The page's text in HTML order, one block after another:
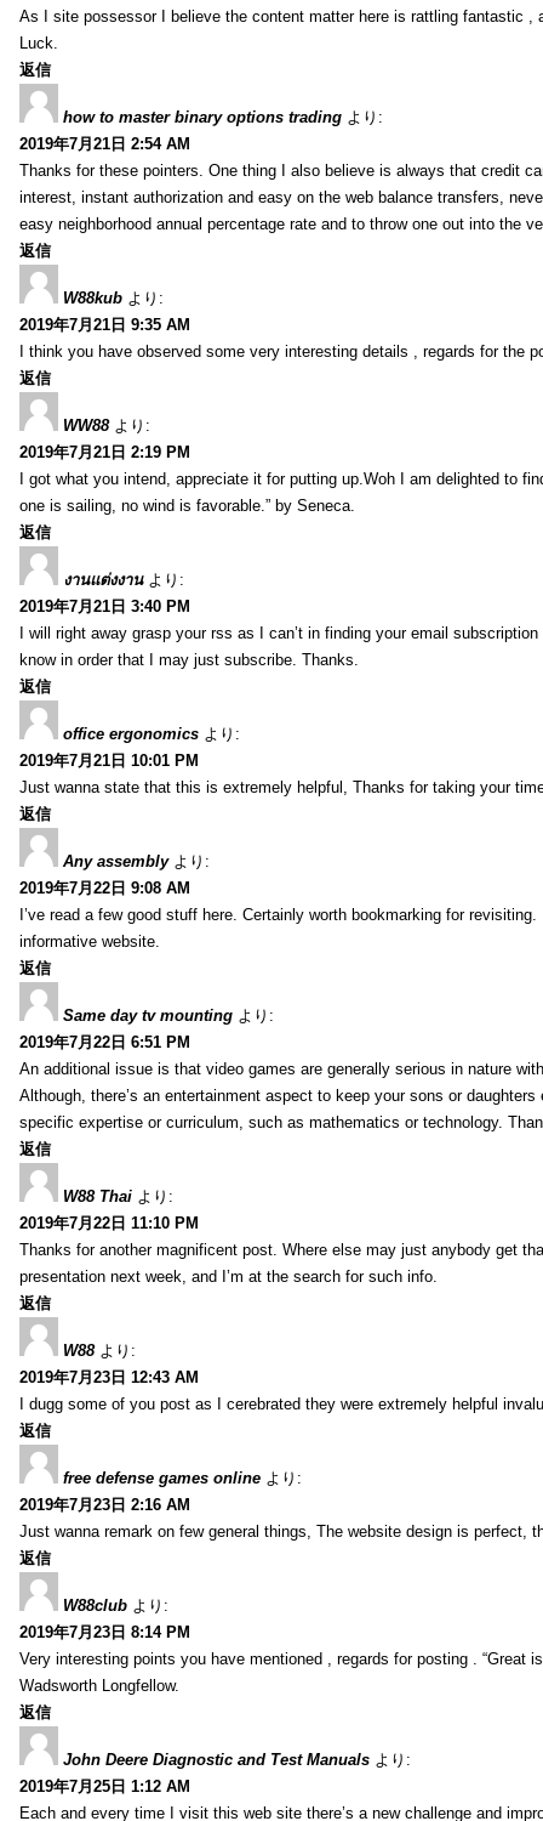
As I site possessor I believe the content matter here is rattling fantastic ,
Luck.
返信
how to master binary options trading より:
2019年7月21日 2:54 AM
Thanks for these pointers. One thing I also believe is always that credit
interest, instant authorization and easy on the web balance transfers,
easy neighborhood annual percentage rate and to throw one out into the
返信
W88kub より:
2019年7月21日 9:35 AM
I think you have observed some very interesting details , regards for the
返信
WW88 より:
2019年7月21日 2:19 PM
I got what you intend, appreciate it for putting up.Woh I am delighted to
one is sailing, no wind is favorable.” by Seneca.
返信
งานแต่งงาน より:
2019年7月21日 3:40 PM
I will right away grasp your rss as I can’t in finding your email
know in order that I may just subscribe. Thanks.
返信
office ergonomics より:
2019年7月21日 10:01 PM
Just wanna state that this is extremely helpful, Thanks for taking your
返信
Any assembly より:
2019年7月22日 9:08 AM
I’ve read a few good stuff here. Certainly worth bookmarking for
informative website.
返信
Same day tv mounting より:
2019年7月22日 6:51 PM
An additional issue is that video games are generally serious in nature
Although, there’s an entertainment aspect to keep your sons or
specific expertise or curriculum, such as mathematics or technology.
返信
W88 Thai より:
2019年7月22日 11:10 PM
Thanks for another magnificent post. Where else may just anybody get
presentation next week, and I’m at the search for such info.
返信
W88 より:
2019年7月23日 12:43 AM
I dugg some of you post as I cerebrated they were extremely helpful
返信
free defense games online より:
2019年7月23日 2:16 AM
Just wanna remark on few general things, The website design is perfect,
返信
W88club より:
2019年7月23日 8:14 PM
Very interesting points you have mentioned , regards for posting . “Great
Wadsworth Longfellow.
返信
John Deere Diagnostic and Test Manuals より:
2019年7月25日 1:12 AM
Each and every time I visit this web site there’s a new challenge and